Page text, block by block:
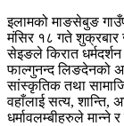
इलामको माङसेबुङ
मंसिर १८ गते शुक्रबार
सेइङले किरात
फाल्गुनन्द लिङदेनको
सांस्कृतिक तथा
वहाँलाई सत्य, शान्ति,
धर्मावलम्बीहरुले मान्ने